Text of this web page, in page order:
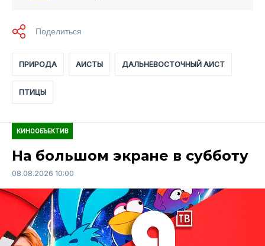
ПРИРОДА АИСТЫ ДАЛЬНЕВОСТОЧНЫЙ АИСТ
ПТИЦЫ
КИНООБЪЕКТИВ
На большом экране в субботу
08.08.2026 10:00